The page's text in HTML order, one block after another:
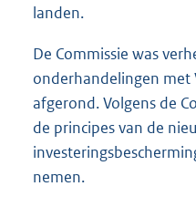
landen.
De Commissie was
onderhandelingen
afgerond. Volgens de
de principes van de
nemen.